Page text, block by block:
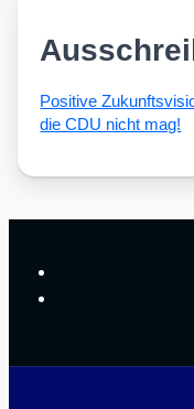
Posi­ti­ve
die CDU nicht mag!